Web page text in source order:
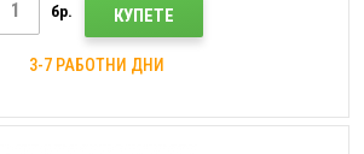
бр. КУПЕТЕ
3-7 РАБОТНИ ДНИ